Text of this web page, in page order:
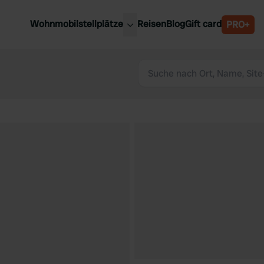
Wohnmobilstellplätze
Luxemburg
ReisenBlogGift card PRO+